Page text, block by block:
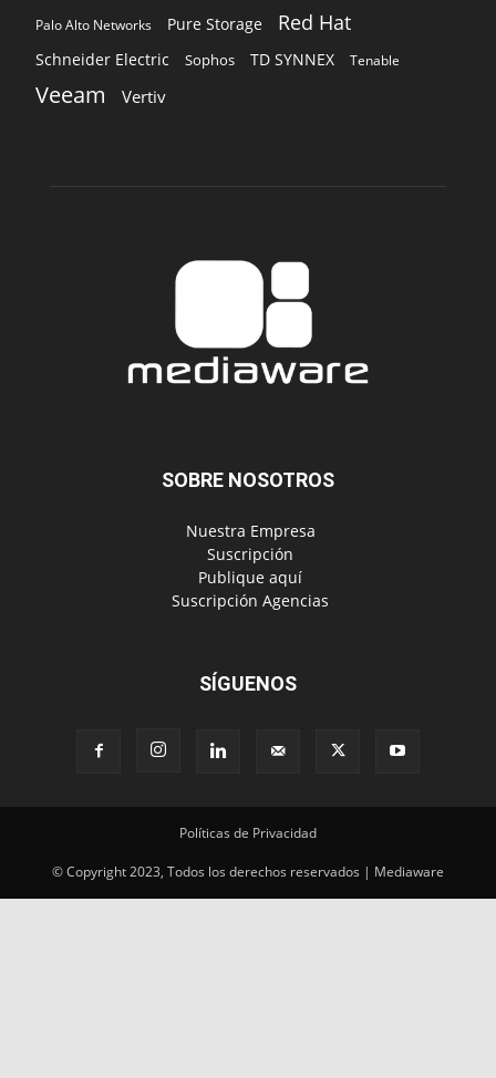
Palo Alto Networks Pure Storage Red Hat
Schneider Electric Sophos TD SYNNEX Tenable
Veeam Vertiv
SOBRE NOSOTROS
‎ Nuestra Empresa
‎ Suscripción
‎ Publique aquí
‎ Suscripción Agencias
SÍGUENOS
Políticas de Privacidad
© Copyright 2023, Todos los derechos reservados | Mediaware